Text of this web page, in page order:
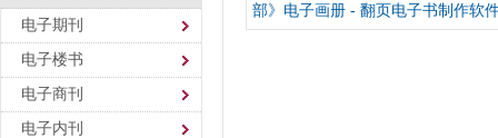
电子期刊
电子楼书
电子商刊
电子内刊